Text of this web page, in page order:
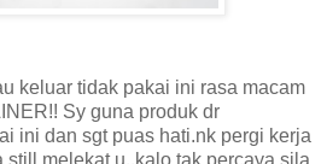
keluar tidak pakai ini rasa macam
Sy guna produk dr
ini dan sgt puas hati.nk pergi kerja